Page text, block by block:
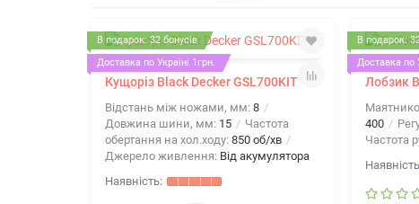
В подарок: 32 бонусів
Доставка по Україні 1грн.
Кущоріз Black Decker GSL700KIT
Відстань між ножами, мм: 8
Довжина шини, мм: 15
Частота
обертання на хол.ходу: 850 об/хв
Джерело живлення: Від акумулятора
В подарок:
Доставка по
Лобзик
400
Частота